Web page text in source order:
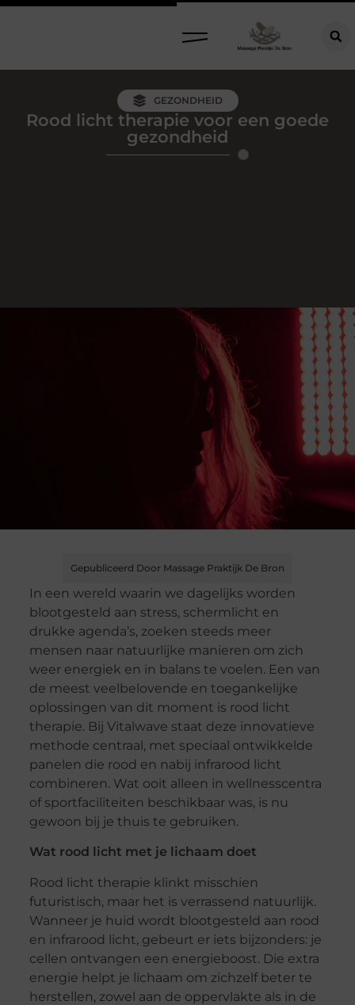
GEZONDHEID
Rood licht therapie voor een goede
gezondheid
Gepubliceerd Door Massage Praktijk De Bron
In een wereld waarin we dagelijks worden
blootgesteld aan stress, schermlicht en
drukke agenda’s, zoeken steeds meer
mensen naar natuurlijke manieren om zich
weer energiek en in balans te voelen. Een van
de meest veelbelovende en toegankelijke
oplossingen van dit moment is rood licht
therapie. Bij Vitalwave staat deze innovatieve
methode centraal, met speciaal ontwikkelde
panelen die rood en nabij infrarood licht
combineren. Wat ooit alleen in wellnesscentra
of sportfaciliteiten beschikbaar was, is nu
gewoon bij je thuis te gebruiken.
Wat rood licht met je lichaam doet
Rood licht therapie klinkt misschien
futuristisch, maar het is verrassend natuurlijk.
Wanneer je huid wordt blootgesteld aan rood
en infrarood licht, gebeurt er iets bijzonders: je
cellen ontvangen een energieboost. Die extra
energie helpt je lichaam om zichzelf beter te
herstellen, zowel aan de oppervlakte als in de